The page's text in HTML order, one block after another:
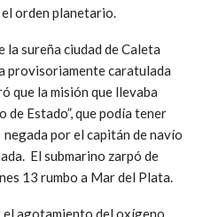
orden planetario.
la sureña ciudad de Caleta
provisoriamente caratulada
que la misión que llevaba
de Estado”, que podía tener
por el capitán de navío
El submarino zarpó de
13 rumbo a Mar del Plata.
agotamiento del oxígeno